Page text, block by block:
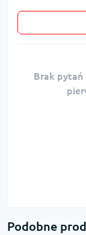
Brak
Podobne